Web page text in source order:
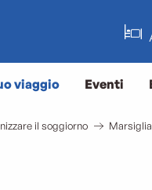
viaggio Eventi
il soggiorno